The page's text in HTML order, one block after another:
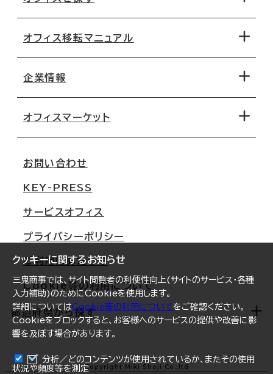
クッキーに関するお知らせ
三鬼商事では、サイト閲覧者の利便性向上(サイトのサービス・各種
入力補助)のためにCookieを使用します。
詳細についてはCookie等の利用についてをご確認ください。
Cookieをブロックすると、お客様へのサービスの提供や改善に影
響を及ぼす場合があります。
分析／どのコンテンツが使用されているか、またその使用
状況や頻度等を測定
地図から探す
路線・駅から探す
オフィス移転マニュアル
移転コストシミュレーション
移転スケジュール
オフィス移転Q&A
企業情報
オフィスマーケット
大阪
名古屋
札幌
仙台
横浜
福岡
オフィスリポート
ログイン
お問い合わせ
KEY-PRESS
サービスオフィス
プライバシーポリシー
ご利用にあたって
Cookie等の利用について
都道府県から探す
北海道 Copyright Miki Shoji Co.,ltd